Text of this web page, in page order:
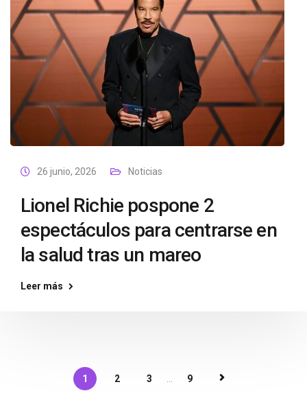
26 junio, 2026 Noticias
Lionel Richie pospone 2
espectáculos para centrarse en
la salud tras un mareo
Leer más
1 2 3 9